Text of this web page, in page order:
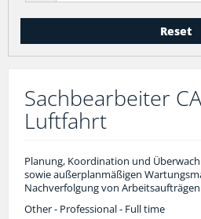
Reset
Sachbearbeiter
Luftfahrt
Planung, Koordination und
sowie außerplanmäßigen
Nachverfolgung von
Other - Professional - Full time